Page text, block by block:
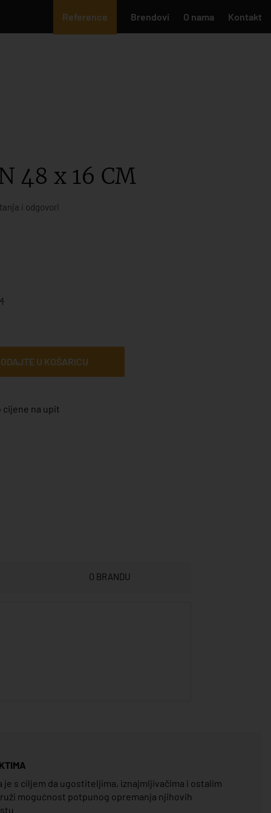
Reference Brendovi O nama Kontakt
48 x 16 CM
i odgovori
U KOŠARICU
cijene na upit
O BRANDU
je s ciljem da ugostiteljima, iznajmljivačima i ostalim
mogućnost potpunog opremanja njihovih